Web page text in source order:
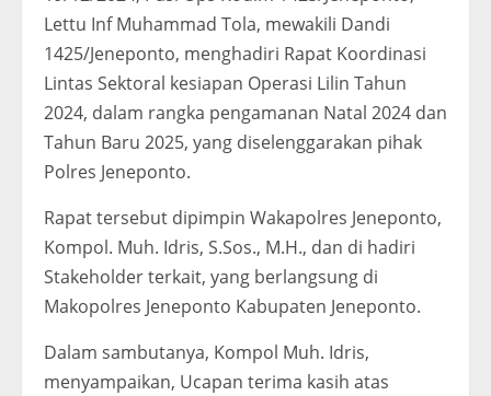
Lettu Inf Muhammad Tola, mewakili Dandi
1425/Jeneponto, menghadiri Rapat Koordinasi
Lintas Sektoral kesiapan Operasi Lilin Tahun
2024, dalam rangka pengamanan Natal 2024 dan
Tahun Baru 2025, yang diselenggarakan pihak
Polres Jeneponto.
Rapat tersebut dipimpin Wakapolres Jeneponto,
Kompol. Muh. Idris, S.Sos., M.H., dan di hadiri
Stakeholder terkait, yang berlangsung di
Makopolres Jeneponto Kabupaten Jeneponto.
Dalam sambutanya, Kompol Muh. Idris,
menyampaikan, Ucapan terima kasih atas